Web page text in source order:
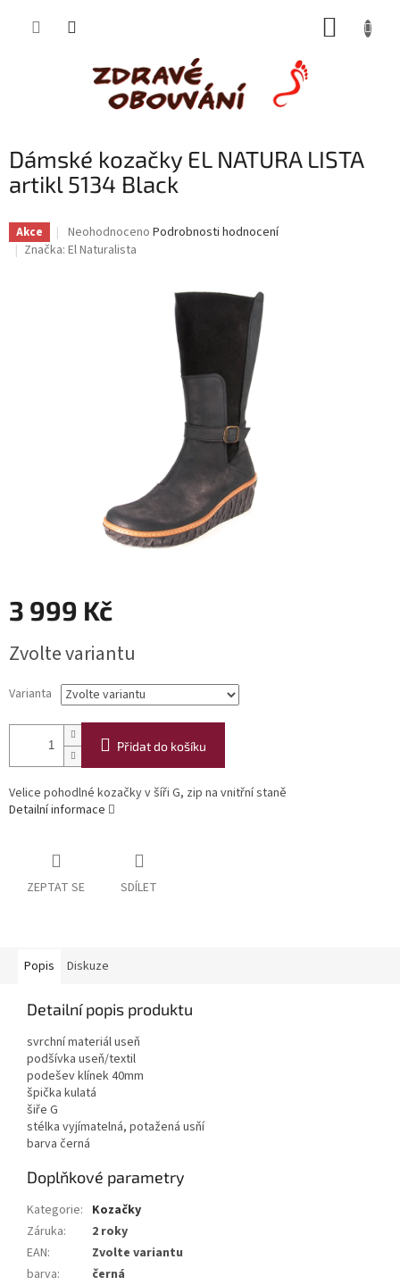
Dámské kozačky EL NATURA LISTA
artikl 5134 Black
Akce
Průměrné
hodnocení
Neohodnoceno Podrobnosti hodnocení
Značka: El Naturalista
3 999 Kč
cena:
Zvolte variantu
Varianta
Přidat do košíku
Velice pohodlné kozačky v šíři G, zip na vnitřní staně
Detailní informace
ZEPTAT SE SDÍLET
Popis Diskuze
Detailní popis produktu
svrchní materiál useň
podšívka useň/textil
podešev klínek 40mm
špička kulatá
šiře G
stélka vyjímatelná, potažená usňí
barva černá
Doplňkové parametry
Kategorie: Kozačky
Záruka:
2 roky
EAN:
Zvolte variantu
barva:
černá